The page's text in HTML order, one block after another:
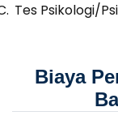
Tes Psikologi/
Biaya